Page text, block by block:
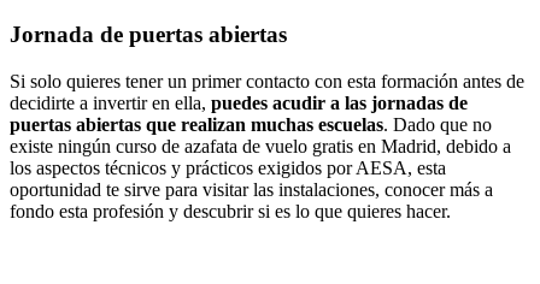
Jornada de puertas abiertas
Si solo quieres tener un primer contacto con esta formación antes de
decidirte a invertir en ella, puedes acudir a las jornadas de
puertas abiertas que realizan muchas escuelas. Dado que no
existe ningún curso de azafata de vuelo gratis en Madrid, debido a
los aspectos técnicos y prácticos exigidos por AESA, esta
oportunidad te sirve para visitar las instalaciones, conocer más a
fondo esta profesión y descubrir si es lo que quieres hacer.